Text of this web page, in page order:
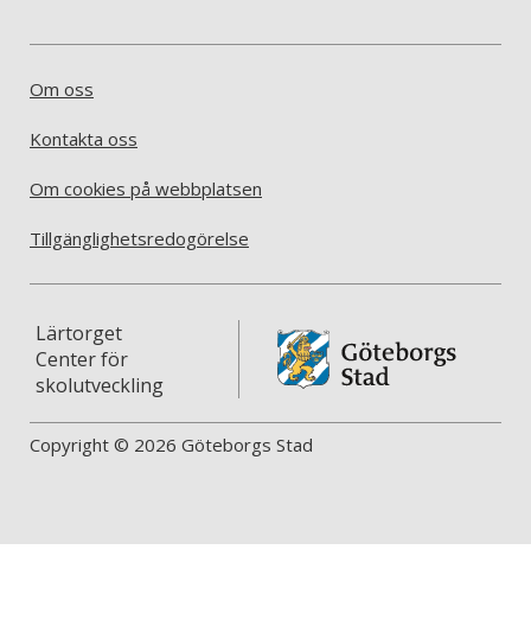
Om oss
Kontakta oss
Om cookies på webbplatsen
Tillgänglighetsredogörelse
Lärtorget
Center för
skolutveckling
Copyright © 2026 Göteborgs Stad